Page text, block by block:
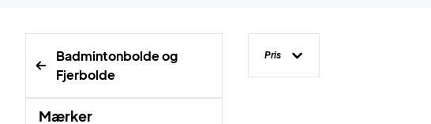
Badmintonbolde og
Fjerbolde
Mærker
Pris